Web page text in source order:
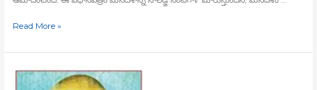
Read More »
రామానంద
తీర్థ